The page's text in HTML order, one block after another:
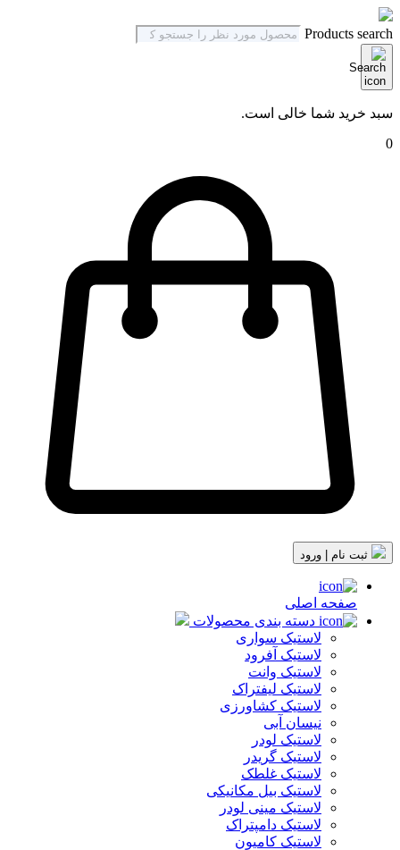
Products search
سبد خرید شما خالی است.
0
صفحه اصلی
دسته بندی محصولات
لاستیک سواری
لاستیک آفرود
لاستیک وانت
لاستیک لیفتراک
لاستیک کشاورزی
نیسان آبی
لاستیک لودر
لاستیک گریدر
لاستیک غلطک
لاستیک بیل مکانیکی
لاستیک مینی لودر
لاستیک دامپتراک
لاستیک کامیون